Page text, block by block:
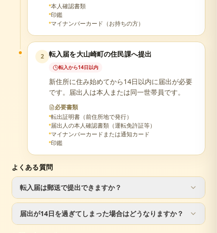
本人確認書類
印鑑
マイナンバーカード（お持ちの方）
2 転入届を大山崎町の住民課へ提出
転入から14日以内
新住所に住み始めてから14日以内に届出が必要
です。届出人は本人または同一世帯員です。
必要書類
転出証明書（前住所地で発行）
届出人の本人確認書類（運転免許証等）
マイナンバーカードまたは通知カード
印鑑
よくある質問
転入届は郵送で提出できますか？
転入届は窓口での手続きが必要です。ただし、転出届は郵
送で手続き可能です。
届出が14日を過ぎてしまった場合はどうなりますか？